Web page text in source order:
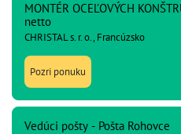
MONTÉR OCEĽOVÝCH
netto
CHRISTAL s. r. o., Francúzsko
Pozri ponuku
Vedúci pošty - Pošta Rohovce